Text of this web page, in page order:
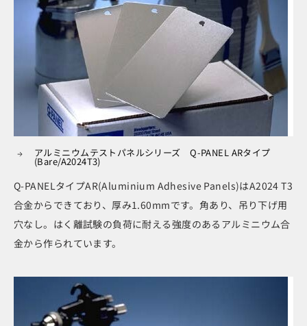
アルミニウムテストパネルシリーズ Q-PANEL ARタイプ
(Bare/A2024T3)
Q-PANELタイプAR(Aluminium Adhesive Panels)はA2024 T3
合金からできており、厚み1.60mmです。角あり、吊り下げ用
穴なし。はく離試験の負荷に耐える強度のあるアルミニウム合
金から作られています。